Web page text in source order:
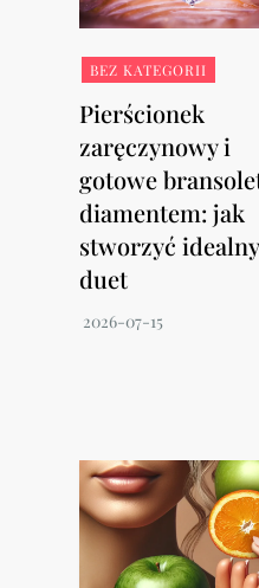
BEZ KATEGORII
Pierścionek
zaręczynowy i
gotowe
diamentem: jak
stworzyć idealny
duet